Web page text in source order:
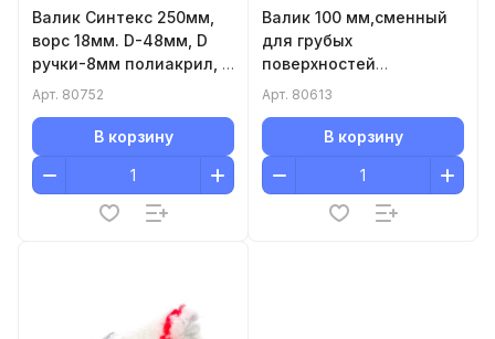
Валик Синтекс 250мм,
ворс 18мм. D-48мм, D
ручки-8мм полиакрил, с
ручкой.
Арт. 80752
В корзину
Валик 100 мм,сменный
для грубых
поверхностей
синтетический, ворс
6мм, полиакрил
Арт. 80613
В корзину